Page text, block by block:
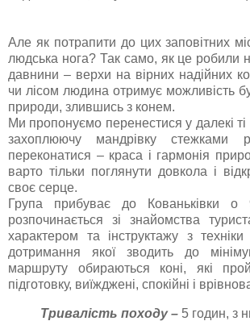
Але як потрапити до цих заповітних
людська нога? Так само, як це робили
давнини – верхи на вірних надійних
чи лісом людина отримує можливість
природи, злившись з конем.
Ми пропонуємо перенестися у далекі
захоплюючу мандрівку стежками
переконатися – краса і гармонія
варто тільки поглянути довкола і
своє серце.
Група прибуває до Кованьківки о
розпочинається зі знайомства
характером та інструктажу з
дотримання якої зводить до
маршруту обираються коні, які
підготовку, виїжджені, спокійні і
Тривалість походу – 5 годин, з